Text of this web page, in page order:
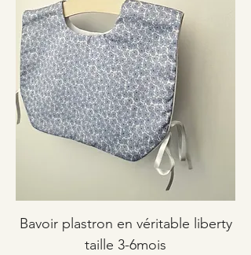
Bavoir plastron en véritable liberty
taille 3-6mois